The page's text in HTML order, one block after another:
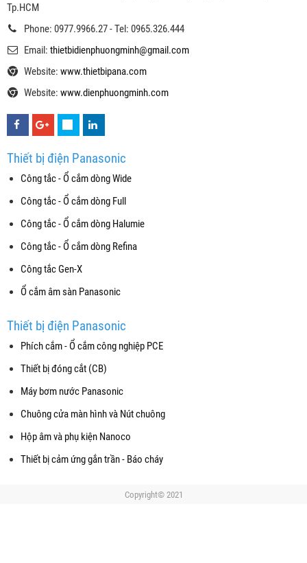
Tp.HCM
Phone: 0977.9966.27 - Tel: 0965.326.444
Email: thietbidienphuongminh@gmail.com
Website: www.thietbipana.com
Website: www.dienphuongminh.com
Thiết bị điện Panasonic
Công tắc - Ổ cắm dòng Wide
Công tắc - Ổ cắm dòng Full
Công tắc - Ổ cắm dòng Halumie
Công tắc - Ổ cắm dòng Refina
Công tắc Gen-X
Ổ cắm âm sàn Panasonic
Thiết bị điện Panasonic
Phích cắm - Ổ cắm công nghiệp PCE
Thiết bị đóng cắt (CB)
Máy bơm nước Panasonic
Chuông cửa màn hình và Nút chuông
Hộp âm và phụ kiện Nanoco
Thiết bị cảm ứng gắn trần - Báo cháy
Copyright© 2021